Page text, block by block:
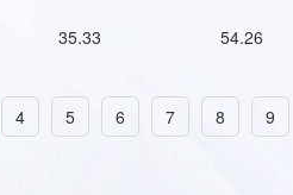
35.33 54.26
4 5 6 7 8 9